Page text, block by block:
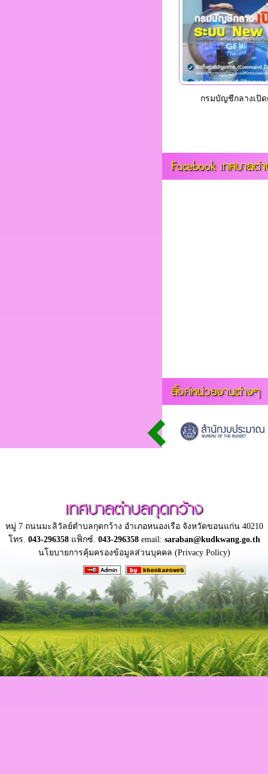
กรมบัญชีกลางเปิด
Facebook เทศบาลต
ลิ้งค์หน่วยงานต่างๆ
เทศบาลตำบลกุดกว้าง
หมู่ 7 ถนนมะลิวัลย์ตำบลกุดกว้าง อำเภอหนองเรือ จังหวัดขอนแก่น 40210
โทร. 043-296358แฟ็กซ์. 043-296358email: saraban@kudkwang.go.th
นโยบายการคุ้มครองข้อมูลส่วนบุคคล (Privacy Policy)